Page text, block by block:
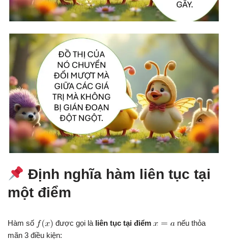
Định nghĩa hàm liên tục tại
một điểm
Hàm số được gọi là liên tục tại điểm
nếu thỏa
mãn 3 điều kiện: